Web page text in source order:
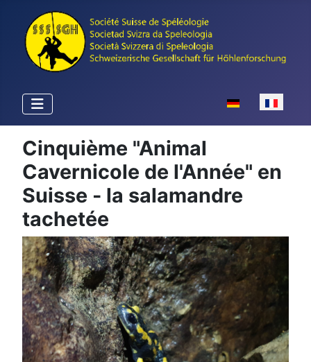
Sélectionnez
Cinquième "Animal
Cavernicole de l'Année" en
Suisse - la salamandre
tachetée